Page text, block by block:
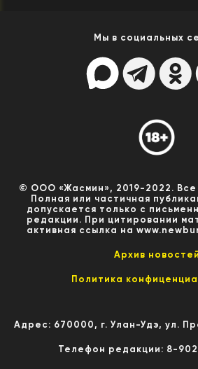
Мы в социальных
© ООО «Жасмин», 2019-2022.
Полная или частичная
допускается только с
редакции. При цитировании
активная ссылка на
Архив новостей
Политика
Адрес: 670000, г. Улан-Удэ, ул.
Телефон редакции: 8-